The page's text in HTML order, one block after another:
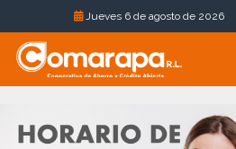
Jueves 6 de agosto de 2026 •